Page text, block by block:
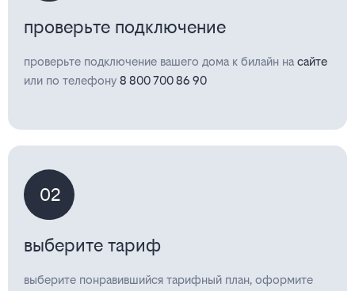
проверьте подключение
проверьте подключение вашего дома к билайн на сайте
или по телефону 8 800 700 86 90
02
выберите тариф
выберите понравившийся тарифный план, оформите